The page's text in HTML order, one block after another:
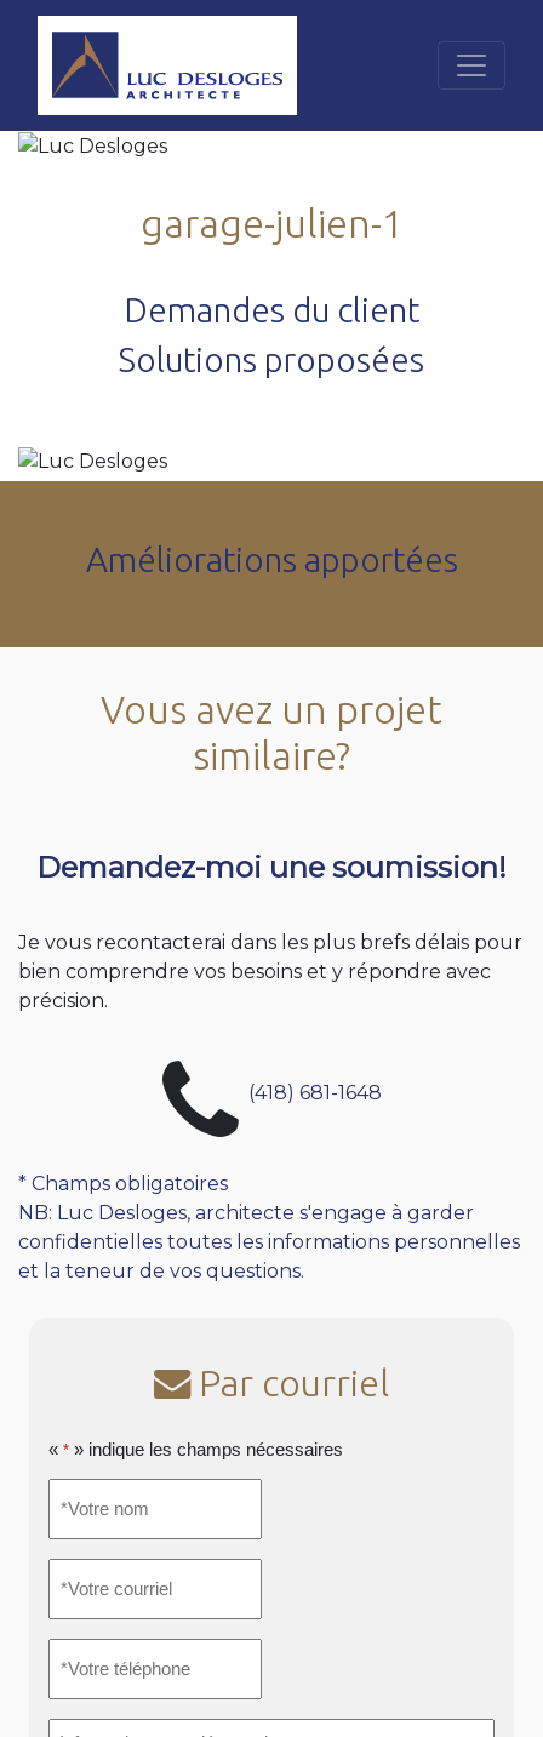
garage-julien-1
Demandes du client
Solutions proposées
Améliorations apportées
Vous avez un projet
similaire?
Demandez-moi une soumission!
Je vous recontacterai dans les plus brefs délais pour
bien comprendre vos besoins et y répondre avec
précision.
(418) 681-1648
* Champs obligatoires
NB: Luc Desloges, architecte s'engage à garder
confidentielles toutes les informations personnelles
et la teneur de vos questions.
Par courriel
« * » indique les champs nécessaires
nom*
courriel*
téléphone *